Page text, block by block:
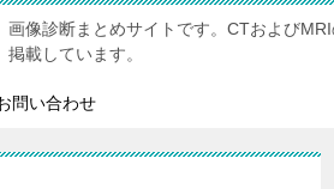
画像診断まとめサイトです。CTおよび
掲載しています。
問い合わせ